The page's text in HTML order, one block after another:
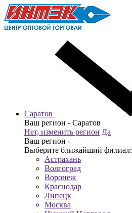
Саратов
Ваш регион - Саратов
Нет, изменить регион Да
Ваш регион -
Выберите ближайший филиал:
Астрахань
Волгоград
Воронеж
Краснодар
Липецк
Москва